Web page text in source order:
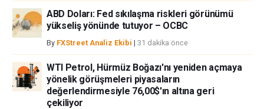
ABD Doları: Fed sıkılaşma riskleri görünümü
yükseliş yönünde tutuyor – OCBC
By FXStreet Analiz Ekibi | 31 dakika önce
WTI Petrol, Hürmüz Boğazı'nı yeniden açmaya
yönelik görüşmeleri piyasaların
değerlendirmesiyle 76,00$'ın altına geri
çekiliyor